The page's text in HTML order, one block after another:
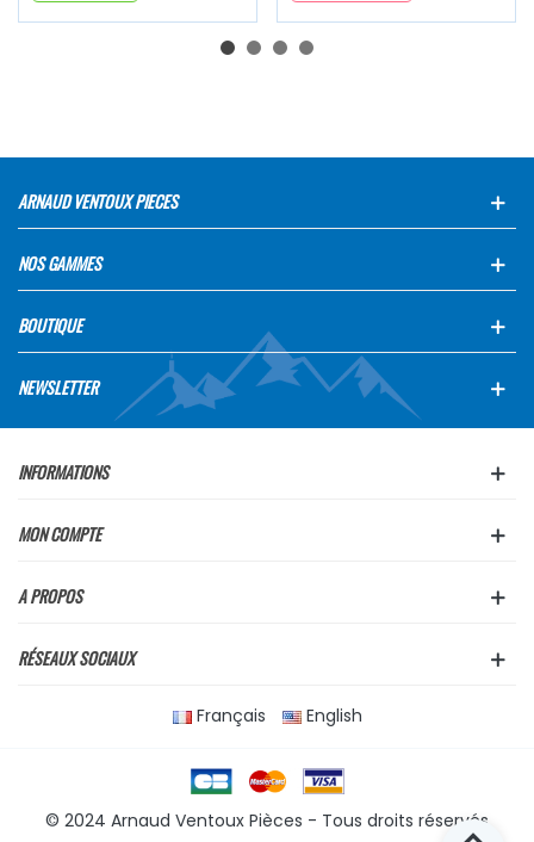
ARNAUD VENTOUX PIECES
NOS GAMMES
BOUTIQUE
NEWSLETTER
INFORMATIONS
MON COMPTE
A PROPOS
RÉSEAUX SOCIAUX
Français English
© 2024 Arnaud Ventoux Pièces - Tous droits réservés